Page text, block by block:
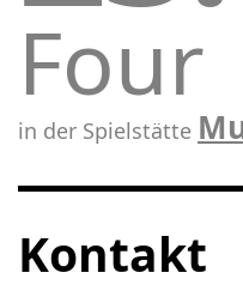
Four
in der Spielstätte
Kontakt